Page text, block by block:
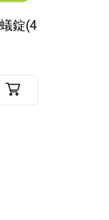
錠(4